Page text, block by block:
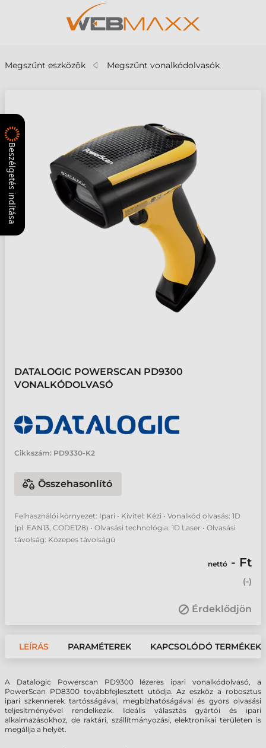
Megszűnt eszközök Megszűnt vonalkódolvasók
DATALOGIC POWERSCAN PD9300
VONALKÓDOLVASÓ
Cikkszám: PD9330-K2
Összehasonlító
Felhasználói környezet: Ipari • Kivitel: Kézi • Vonalkód olvasás: 1D
(pl. EAN13, CODE128) • Olvasási technológia: 1D Laser • Olvasási
távolság: Közepes távolságú
nettó - Ft
(-)
Érdeklődjön
LEÍRÁS PARAMÉTEREK KAPCSOLÓDÓ TERMÉKEK
A Datalogic Powerscan PD9300 lézeres ipari vonalkódolvasó, a
PowerScan PD8300 továbbfejlesztett utódja. Az eszköz a robosztus
ipari szkennerek tartósságával, megbízhatóságával és gyors olvasási
teljesítményével rendelkezik. Ideális választás gyártói és ipari
alkalmazásokhoz, de raktári, szállítmányozási, elektronikai területen is
megállja a helyét.
Beszélgetés indítása